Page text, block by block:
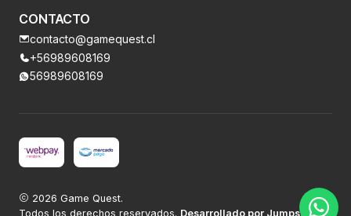
CONTACTO
contacto@gamequest.cl
+56989608169
56989608169
2026 Game Quest.
Todos los derechos reservados. Desarrollado por Jumpseller.